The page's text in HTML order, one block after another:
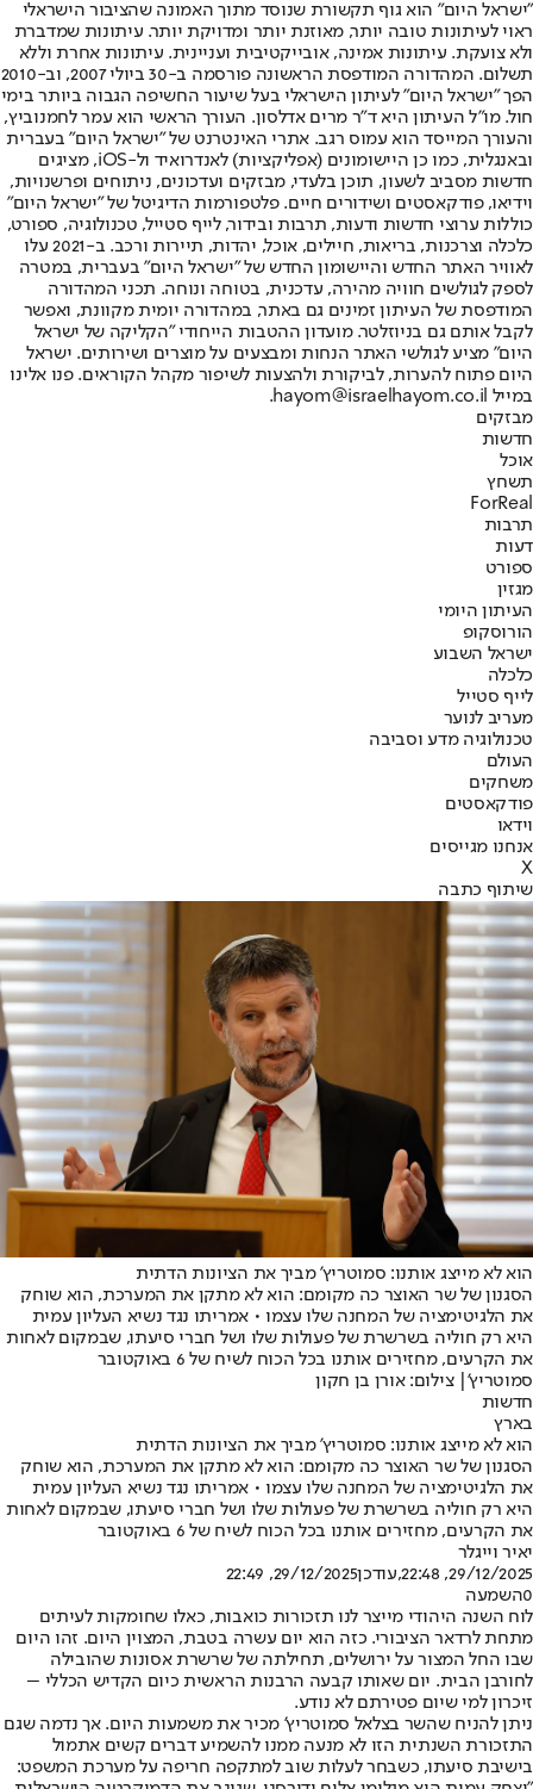
"ישראל היום" הוא גוף תקשורת שנוסד מתוך האמונה שהציבור הישראלי
ראוי לעיתונות טובה יותר, מאוזנת יותר ומדויקת יותר. עיתונות שמדברת
ולא צועקת. עיתונות אמינה, אובייקטיבית ועניינית. עיתונות אחרת וללא
תשלום. המהדורה המודפסת הראשונה פורסמה ב-30 ביולי 2007, וב-2010
הפך "ישראל היום" לעיתון הישראלי בעל שיעור החשיפה הגבוה ביותר בימי
חול. מו"ל העיתון היא ד"ר מרים אדלסון. העורך הראשי הוא עמר לחמנוביץ,
והעורך המייסד הוא עמוס רגב. אתרי האינטרנט של "ישראל היום" בעברית
ובאנגלית, כמו כן היישומונים (אפליקציות) לאנדרואיד ול-iOS, מציגים
חדשות מסביב לשעון, תוכן בלעדי, מבזקים ועדכונים, ניתוחים ופרשנויות,
וידיאו, פודקאסטים ושידורים חיים. פלטפורמות הדיגיטל של "ישראל היום"
כוללות ערוצי חדשות ודעות, תרבות ובידור, לייף סטייל, טכנולוגיה, ספורט,
כלכלה וצרכנות, בריאות, חיילים, אוכל, יהדות, תיירות ורכב. ב-2021 עלו
לאוויר האתר החדש והיישומון החדש של "ישראל היום" בעברית, במטרה
לספק לגולשים חוויה מהירה, עדכנית, בטוחה ונוחה. תכני המהדורה
המודפסת של העיתון זמינים גם באתר, במהדורה יומית מקוונת, ואפשר
לקבל אותם גם בניוזלטר. מועדון ההטבות הייחודי "הקליקה של ישראל
היום" מציע לגולשי האתר הנחות ומבצעים על מוצרים ושירותים. ישראל
היום פתוח להערות, לביקורת ולהצעות לשיפור מקהל הקוראים. פנו אלינו
במייל hayom@israelhayom.co.il.
מבזקים
חדשות
אוכל
תשחץ
ForReal
תרבות
דעות
ספורט
מגזין
העיתון היומי
הורוסקופ
ישראל השבוע
כלכלה
לייף סטייל
מעריב לנוער
טכנולוגיה מדע וסביבה
העולם
משחקים
פודקאסטים
וידאו
אנחנו מגייסים
X
שיתוף כתבה
הוא לא מייצג אותנו: סמוטריץ' מביך את הציונות הדתית
הסגנון של שר האוצר כה מקומם: הוא לא מתקן את המערכת, הוא שוחק
את הלגיטימציה של המחנה שלו עצמו • אמריתו נגד נשיא העליון עמית
היא רק חוליה בשרשרת של פעולות שלו ושל חברי סיעתו, שבמקום לאחות
את הקרעים, מחזירים אותנו בכל הכוח לשיח של 6 באוקטובר
סמוטריץ'| צילום: אורן בן חקון
חדשות
בארץ
הוא לא מייצג אותנו: סמוטריץ' מביך את הציונות הדתית
הסגנון של שר האוצר כה מקומם: הוא לא מתקן את המערכת, הוא שוחק
את הלגיטימציה של המחנה שלו עצמו • אמריתו נגד נשיא העליון עמית
היא רק חוליה בשרשרת של פעולות שלו ושל חברי סיעתו, שבמקום לאחות
את הקרעים, מחזירים אותנו בכל הכוח לשיח של 6 באוקטובר
יאיר וייגלר
29/12/2025, 22:48
,עודכן29/12/2025, 22:49
0השמעה
לוח השנה היהודי מייצר לנו תזכורות כואבות, כאלו שחומקות לעיתים
מתחת לרדאר הציבורי. כזה הוא יום עשרה בטבת, המצוין היום. זהו היום
שבו החל המצור על ירושלים, תחילתה של שרשרת אסונות שהובילה
לחורבן הבית. יום שאותו קבעה הרבנות הראשית כיום הקדיש הכללי –
זיכרון למי שיום פטירתם לא נודע.
ניתן להניח שהשר בצלאל סמוטריץ' מכיר את משמעות היום. אך נדמה שגם
התזכורת השנתית הזו לא מנעה ממנו להשמיע דברים קשים אתמול
בישיבת סיעתו, כשבחר לעלות שוב למתקפה חריפה על מערכת המשפט: